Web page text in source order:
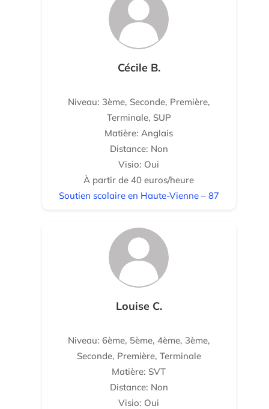
Cécile B.
Niveau: 3ème, Seconde, Première,
Terminale, SUP
Matière: Anglais
Distance: Non
Visio: Oui
À partir de 40 euros/heure
Soutien scolaire en Haute-Vienne – 87
Louise C.
Niveau: 6ème, 5ème, 4ème, 3ème,
Seconde, Première, Terminale
Matière: SVT
Distance: Non
Visio: Oui